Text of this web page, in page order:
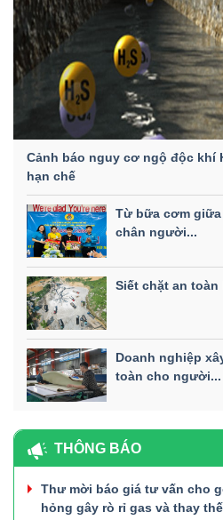
Cảnh báo nguy cơ ngộ độc khí
hạn chế
Từ bữa cơm
chân người...
Siết chặt an
Doanh nghiệp
toàn cho người...
THÔNG BÁO
Thư mời báo giá tư vấn cho
hỏng gây rò rỉ gas và thay